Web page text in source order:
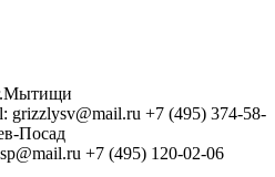
grizzlysv@mail.ru +7 (495) 374-58-
Посад
+7 (495) 120-02-06